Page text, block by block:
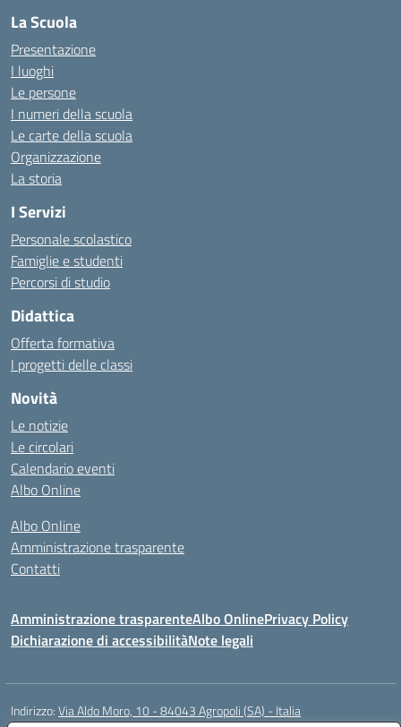
La Scuola
Presentazione
I luoghi
Le persone
I numeri della scuola
Le carte della scuola
Organizzazione
La storia
I Servizi
Personale scolastico
Famiglie e studenti
Percorsi di studio
Didattica
Offerta formativa
I progetti delle classi
Novità
Le notizie
Le circolari
Calendario eventi
Albo Online
Albo Online
Amministrazione trasparente
Contatti
Amministrazione trasparenteAlbo OnlinePrivacy Policy
Dichiarazione di accessibilitàNote legali
Indirizzo:Via Aldo Moro, 10 - 84043 Agropoli (SA) - Italia